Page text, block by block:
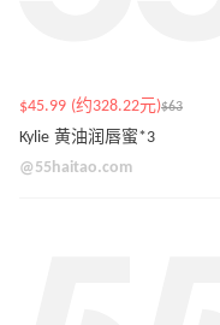
$45.99 (约328.22元)$63
Kylie 黄油润唇蜜*3
@55haitao.com